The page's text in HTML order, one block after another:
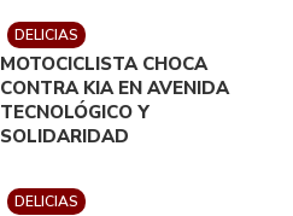
DELICIAS
MOTOCICLISTA CHOCA
CONTRA KIA EN AVENIDA
TECNOLÓGICO Y
SOLIDARIDAD
DELICIAS